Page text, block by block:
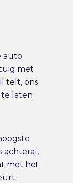
auto
met
telt, ons
te laten
achteraf,
met het